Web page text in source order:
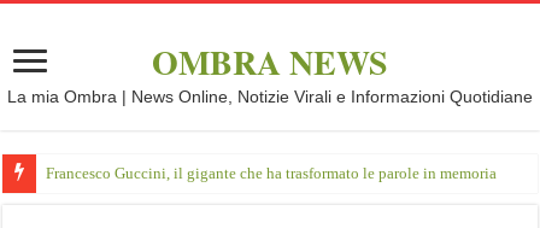
OMBRA NEWS
La mia Ombra | News Online, Notizie Virali e Informazioni Quotidiane
Francesco Guccini, il gigante che ha trasformato le parole in memoria